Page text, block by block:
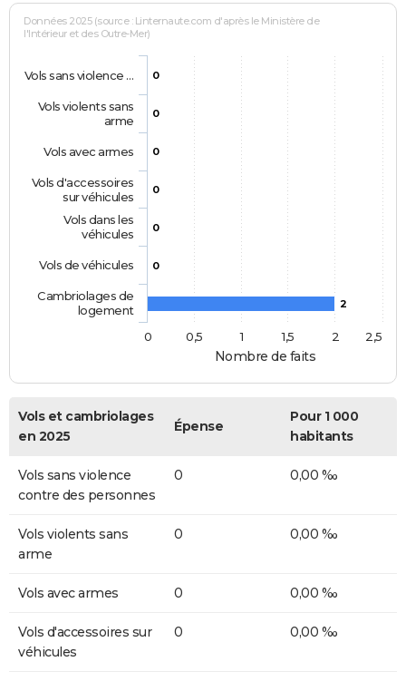
Nombre de faits
Données 2025 (source : Linternaute.com d'après le Ministère de
l'Intérieur et des Outre-Mer)
0
0
0
0
0
0
2
Vols sans violence …
Vols violents sans
arme
Vols avec armes
Vols d'accessoires
sur véhicules
Vols dans les
véhicules
Vols de véhicules
Cambriolages de
logement
0
0,5 1 1,5 2 2,5
Vols et cambriolages
en 2025
Épense
Pour 1 000
habitants
Vols sans violence
contre des personnes
0 0,00 ‰
Vols violents sans
arme
0 0,00 ‰
Vols avec armes 0 0,00 ‰
Vols d'accessoires sur
véhicules
0 0,00 ‰